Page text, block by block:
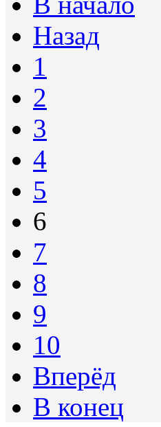
Назад
1
2
3
4
5
6
7
8
9
10
Вперёд
В конец